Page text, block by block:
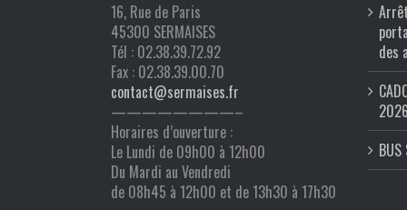
16, Rue de Paris
45300 SERMAISES
Tél : 02.38.39.72.92
Fax : 02.38.39.00.70
contact@sermaises.fr
————————–
Horaires d’ouverture :
Le Lundi de 09h00 à 12h00
Du Mardi au Vendredi
de 08h45 à 12h00 et de 13h30 à 17h30
des
BUS